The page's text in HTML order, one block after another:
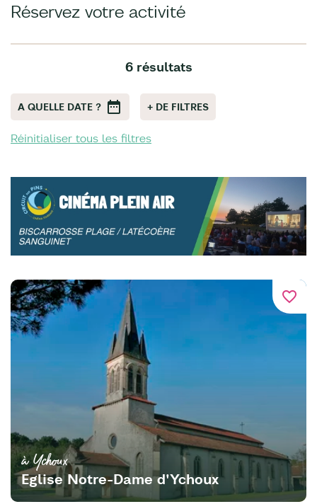
Réservez votre activité
6 résultats
A QUELLE DATE ? + DE FILTRES
Réinitialiser tous les filtres
favorite_border
à Ychoux
Eglise Notre-Dame d'Ychoux